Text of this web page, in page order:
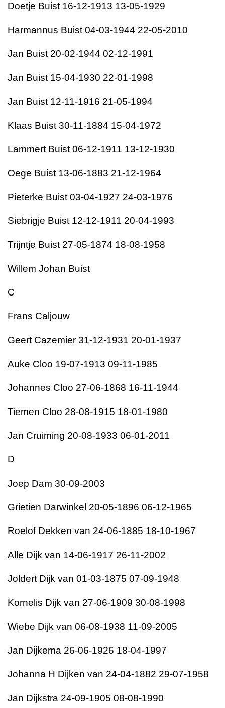
Doetje Buist 16-12-1913 13-05-1929
Harmannus Buist 04-03-1944 22-05-2010
Jan Buist 20-02-1944 02-12-1991
Jan Buist 15-04-1930 22-01-1998
Jan Buist 12-11-1916 21-05-1994
Klaas Buist 30-11-1884 15-04-1972
Lammert Buist 06-12-1911 13-12-1930
Oege Buist 13-06-1883 21-12-1964
Pieterke Buist 03-04-1927 24-03-1976
Siebrigje Buist 12-12-1911 20-04-1993
Trijntje Buist 27-05-1874 18-08-1958
Willem Johan Buist
C
Frans Caljouw
Geert Cazemier 31-12-1931 20-01-1937
Auke Cloo 19-07-1913 09-11-1985
Johannes Cloo 27-06-1868 16-11-1944
Tiemen Cloo 28-08-1915 18-01-1980
Jan Cruiming 20-08-1933 06-01-2011
D
Joep Dam 30-09-2003
Grietien Darwinkel 20-05-1896 06-12-1965
Roelof Dekken van 24-06-1885 18-10-1967
Alle Dijk van 14-06-1917 26-11-2002
Joldert Dijk van 01-03-1875 07-09-1948
Kornelis Dijk van 27-06-1909 30-08-1998
Wiebe Dijk van 06-08-1938 11-09-2005
Jan Dijkema 26-06-1926 18-04-1997
Johanna H Dijken van 24-04-1882 29-07-1958
Jan Dijkstra 24-09-1905 08-08-1990